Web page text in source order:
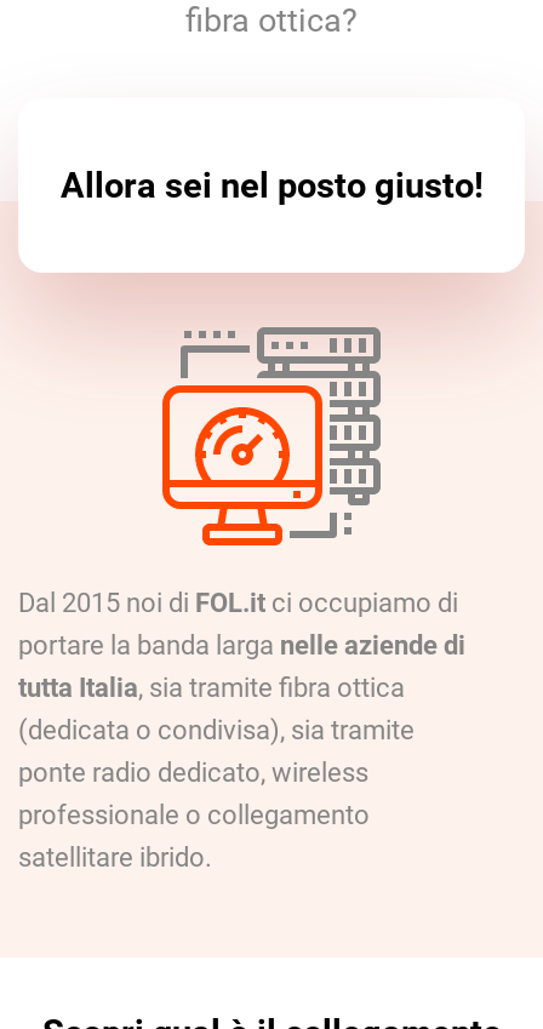
fibra ottica?
Allora sei nel posto giusto!
Dal 2015 noi di FOL.it ci occupiamo di
portare la banda larga nelle aziende di
tutta Italia, sia tramite fibra ottica
(dedicata o condivisa), sia tramite
ponte radio dedicato, wireless
professionale o collegamento
satellitare ibrido.